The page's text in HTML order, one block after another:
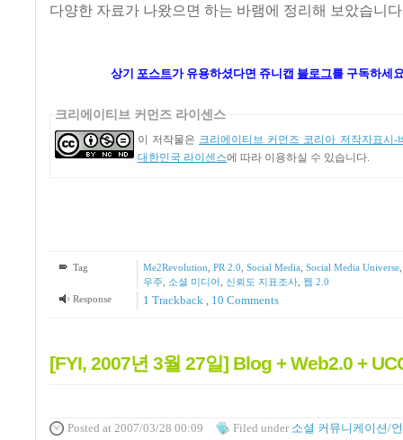
다양한 자료가 나왔으면 하는 바램에 정리해 보았습니
상기 포스트가유용하셨다면 쥬니캡 블로그를 구독하세
크리에이티브 커먼즈 라이센스
이 저작물은 크리에이티브 커먼즈 코리아 저작자표시-
대한민국 라이센스에 따라 이용하실 수 있습니다.
Tag Me2Revolution PR 2.0 Social Media Social Media Universe
우주, 소셜 미디어 신뢰도 지표조사, 웹 2.0
Response
1 Trackback , 10 Comments
[FYI, 2007년 3월 27일] Blog + Web2.0 +
Posted at 2007/03/28 00:09 Filed under 소셜 커뮤니케이션/